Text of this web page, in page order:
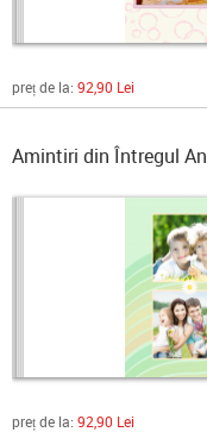
preț de la: 92,90 Lei
Amintiri din Întregul An
preț de la: 92,90 Lei